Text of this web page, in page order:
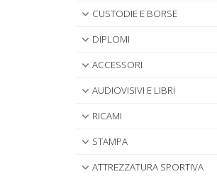
CUSTODIE E BORSE
DIPLOMI
ACCESSORI
AUDIOVISIVI E LIBRI
RICAMI
STAMPA
ATTREZZATURA SPORTIVA